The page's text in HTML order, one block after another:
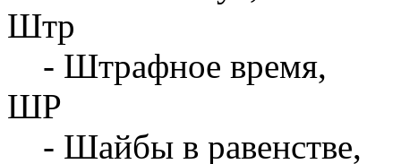
Штр
- Штрафное время,
ШР
- Шайбы в равенстве,